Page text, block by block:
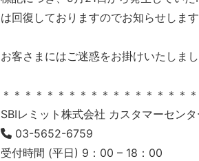
は回復しておりますのでお知らせします
お客さまにはご迷惑をお掛けいたしま
＊＊＊＊＊＊＊＊＊＊＊＊＊＊＊＊＊
SBIレミット株式会社 カスタマーセンタ
03-5652-6759
受付時間 (平日) 9：00 – 18：00